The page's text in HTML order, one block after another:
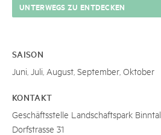
UNTERWEGS ZU ENTDECKEN
SAISON
Juni, Juli, August, September, Oktober
KONTAKT
Geschäftsstelle Landschaftspark Binntal
Dorfstrasse 31